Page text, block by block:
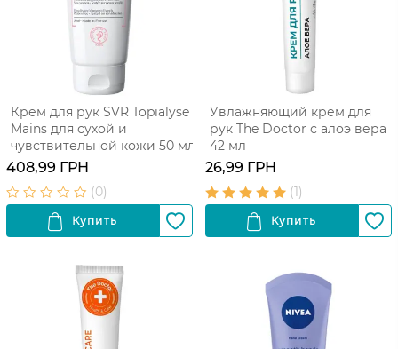
Крем для рук SVR Topialyse
Mains для сухой и
чувствительной кожи 50 мл
408,99 ГРН
Увлажняющий крем для
рук The Doctor с алоэ вера
42 мл
26,99 ГРН